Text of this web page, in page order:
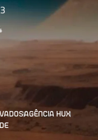
agência hux